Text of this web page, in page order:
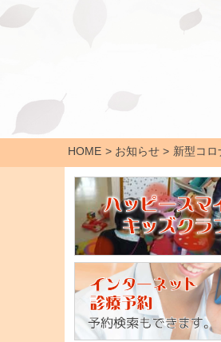
HOME お知らせ 新型コロ